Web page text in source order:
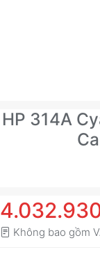
HP 314A
Không bao gồm